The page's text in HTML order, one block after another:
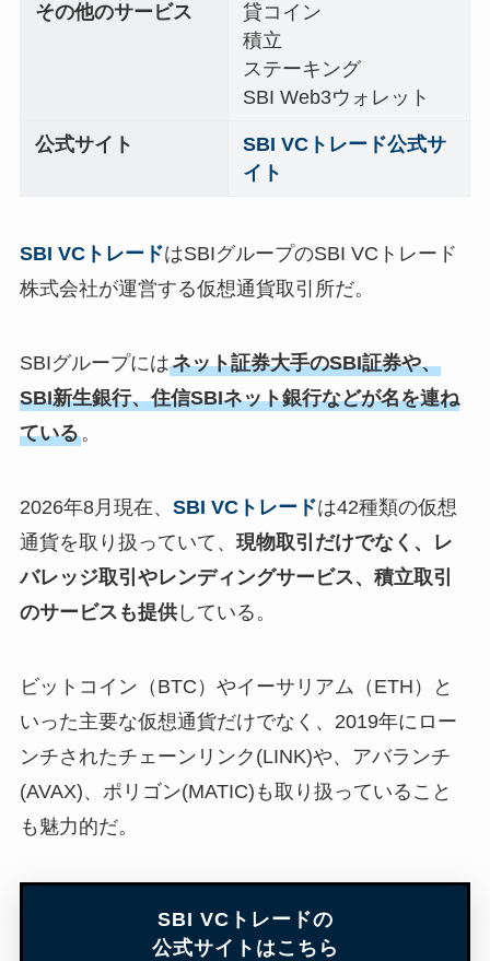
その他のサービス
貸コイン
積立
ステーキング
SBI Web3ウォレット
公式サイト
SBI VCトレード公式サ
イト
SBI VCトレードはSBIグループのSBI VCトレード
株式会社が運営する仮想通貨取引所だ。
SBIグループにはネット証券大手のSBI証券や、
SBI新生銀行、住信SBIネット銀行などが名を連ね
ている。
2026年8月現在、 SBI VCトレードは42種類の仮想
通貨を取り扱っていて、 現物取引だけでなく、レ
バレッジ取引やレンディングサービス、積立取引
のサービスも提供している。
ビットコイン（BTC）やイーサリアム（ETH）と
いった主要な仮想通貨だけでなく、2019年にロー
ンチされたチェーンリンク(LINK)や、アバランチ
(AVAX)、ポリゴン(MATIC)も取り扱っていること
も魅力的だ。
SBI VCトレードの
公式サイトはこちら